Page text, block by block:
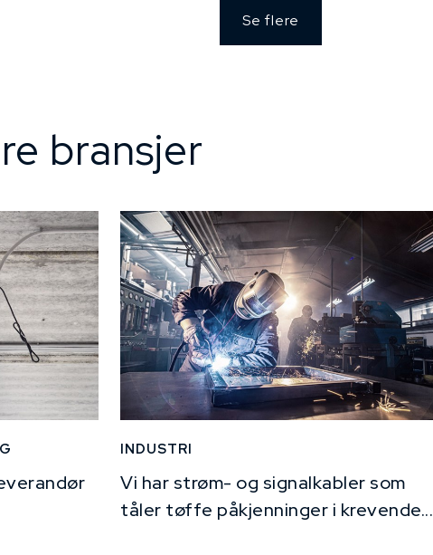
Se flere
bransjer
INDUSTRI
Vi har strøm- og signalkabler som
tåler tøffe påkjenninger i krevende...